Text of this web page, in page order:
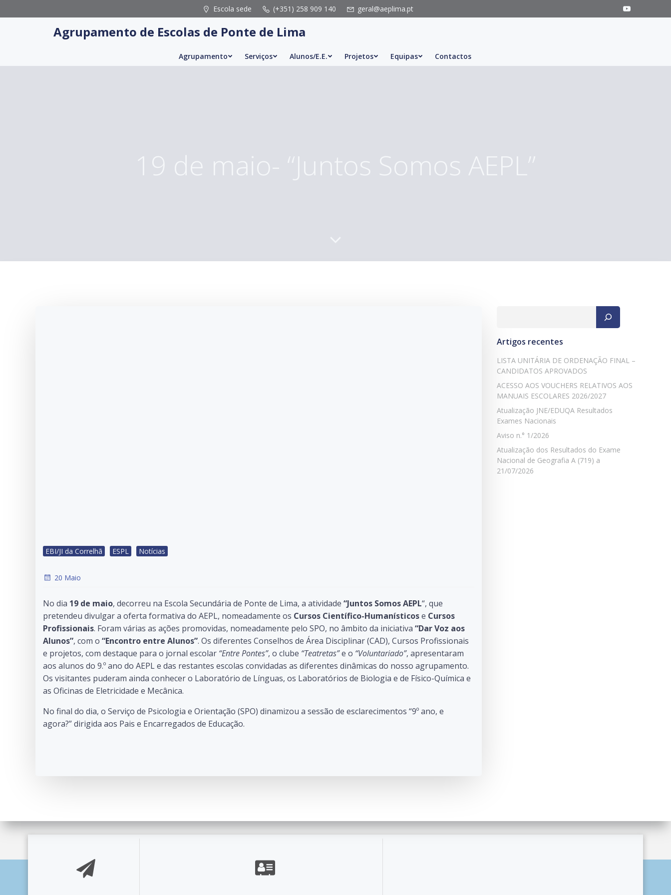
to
Escola sede (+351) 258 909 140 geral@aeplima.pt
Agrupamento de Escolas de Ponte de Lima
Agrupamento Serviços Alunos/E.E. Projetos Equipas Contactos
19 de maio- “Juntos Somos AEPL”
EBI/JI da Correlhã ESPL Notícias
20 Maio
No dia 19 de maio, decorreu na Escola Secundária de Ponte de Lima, a atividade “Juntos Somos AEPL“, que
pretendeu divulgar a oferta formativa do AEPL, nomeadamente os Cursos Científico-Humanísticose Cursos
Profissionais. Foram várias as ações promovidas, nomeadamente pelo SPO, no âmbito da iniciativa “Dar Voz aos
Alunos”, com o “Encontro entre Alunos”. Os diferentes Conselhos de Área Disciplinar (CAD), Cursos Profissionais
e projetos, com destaque para o jornal escolar “Entre Pontes”, o clube “Teatretas”e o “Voluntariado”, apresentaram
aos alunos do 9.º ano do AEPL e das restantes escolas convidadas as diferentes dinâmicas do nosso agrupamento.
Os visitantes puderam ainda conhecer o Laboratório de Línguas, os Laboratórios de Biologia e de Físico-Química e
as Oficinas de Eletricidade e Mecânica.
No final do dia, o Serviço de Psicologia e Orientação (SPO) dinamizou a sessão de esclarecimentos “9º ano, e
agora?” dirigida aos Pais e Encarregados de Educação.
Artigos recentes
LISTA UNITÁRIA DE ORDENAÇÃO FINAL –
CANDIDATOS APROVADOS
ACESSO AOS VOUCHERS RELATIVOS AOS
MANUAIS ESCOLARES 2026/2027
Atualização JNE/EDUQA Resultados
Exames Nacionais
Aviso n.° 1/2026
Atualização dos Resultados do Exame
Nacional de Geografia A (719) a
21/07/2026
© 2026 Agrupamento de Escolas de Ponte de Lima. Created for free using WordPress and